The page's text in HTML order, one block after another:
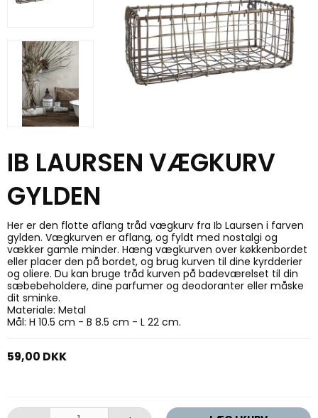
IB LAURSEN VÆGKURV
GYLDEN
Her er den flotte aflang tråd vægkurv fra Ib Laursen i farven
gylden. Vægkurven er aflang, og fyldt med nostalgi og
vækker gamle minder. Hæng vægkurven over køkkenbordet
eller placer den på bordet, og brug kurven til dine kyrdderier
og oliere. Du kan bruge tråd kurven på badeværelset til din
sæbebeholdere, dine parfumer og deodoranter eller måske
dit sminke.
Materiale: Metal
Mål: H 10.5 cm - B 8.5 cm - L 22 cm.
59,00 DKK